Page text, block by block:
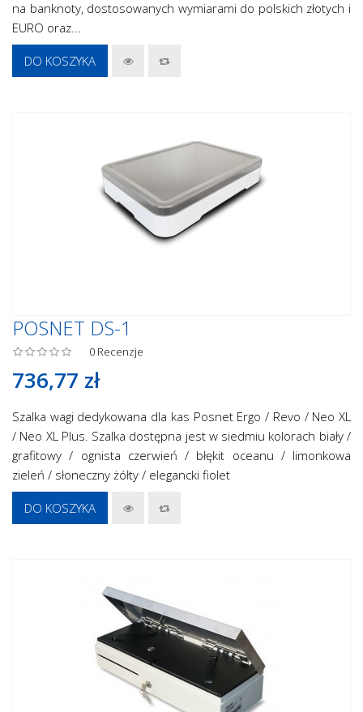
na banknoty, dostosowanych wymiarami do polskich złotych i
EURO oraz...
DO KOSZYKA
POSNET DS-1
0 Recenzje
736,77 zł
Szalka wagi dedykowana dla kas Posnet Ergo / Revo / Neo XL
/ Neo XL Plus. Szalka dostępna jest w siedmiu kolorach biały /
grafitowy / ognista czerwień / błękit oceanu / limonkowa
zieleń / słoneczny żółty / elegancki fiolet
DO KOSZYKA